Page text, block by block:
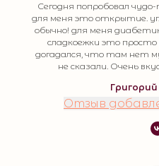
Сегодня попробовал
для меня это открытие.
обычно! для меня
сладкоежки это просто
догадался, что там нет
не сказали. Очень
Отзыв